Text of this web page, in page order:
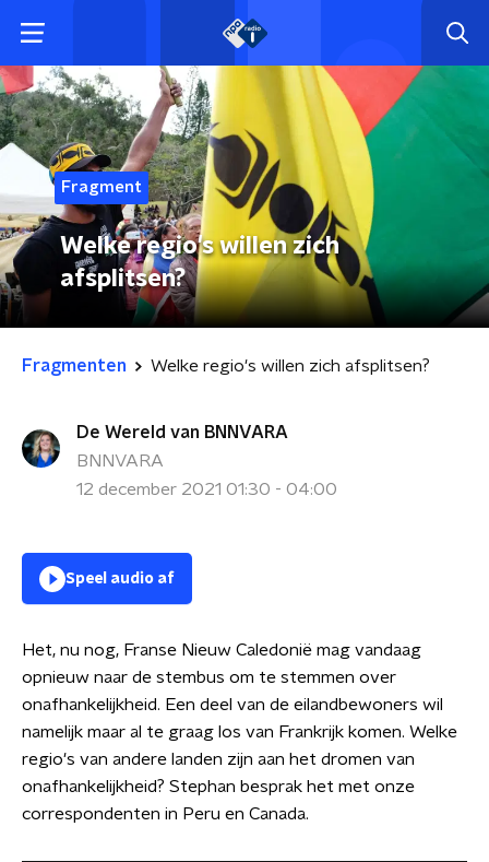
Fragment
Welke regio's willen zich
afsplitsen?
Fragmenten Welke regio's willen zich afsplitsen?
De Wereld van BNNVARA
BNNVARA
12 december 2021 01:30 - 04:00
Speel audio af
Het, nu nog, Franse Nieuw Caledonië mag vandaag
opnieuw naar de stembus om te stemmen over
onafhankelijkheid. Een deel van de eilandbewoners wil
namelijk maar al te graag los van Frankrijk komen. Welke
regio's van andere landen zijn aan het dromen van
onafhankelijkheid? Stephan besprak het met onze
correspondenten in Peru en Canada.